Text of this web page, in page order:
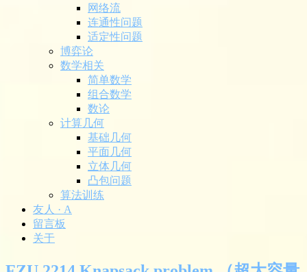
网络流
连通性问题
适定性问题
博弈论
数学相关
简单数学
组合数学
数论
计算几何
基础几何
平面几何
立体几何
凸包问题
算法训练
友人 · A
留言板
关于